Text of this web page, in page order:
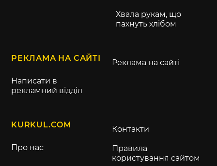
Хвала рукам, що
пахнуть хлібом
РЕКЛАМА НА САЙТІ
Написати в
рекламний відділ
Реклама на сайті
KURKUL.COM
Про нас
Контакти
Правила
користування сайтом